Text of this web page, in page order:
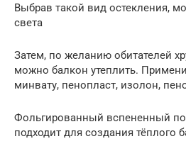
Выбрав такой вид остекления,
света
Затем, по желанию обитателей
можно балкон утеплить.
минвату, пенопласт, изолон,
Фольгированный вспененный
подходит для создания тёплого